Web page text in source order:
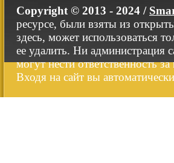
Copyright © 2013 - 2024 /
ресурсе, были взяты из
здесь, может использоваться
ее удалить. Ни администрация
могут нести ответственность
Входя на сайт вы